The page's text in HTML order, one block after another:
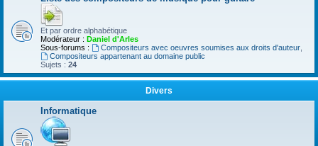
Et par ordre alphabétique
Modérateur : Daniel d'Arles
Sous-forums :
Compositeurs avec oeuvres soumises aux droits d'auteur,
Compositeurs appartenant au domaine public
Sujets : 24
Divers
Informatique